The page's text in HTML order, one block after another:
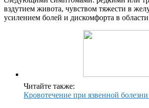
вздутием живота, чувством тяжести в
усилением болей и дискомфорта в
Читайте также:
Кровотечение при язвенной